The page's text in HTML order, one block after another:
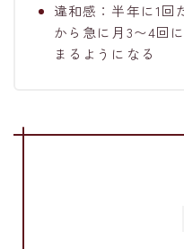
違和感：半年に1回
から急に月3〜4回
まるようになる